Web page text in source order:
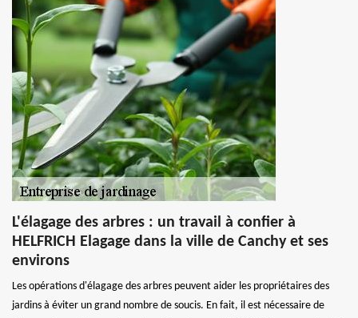
L'élagage des arbres : un travail à confier à
HELFRICH Elagage dans la ville de Canchy et ses
environs
Les opérations d'élagage des arbres peuvent aider les propriétaires des
jardins à éviter un grand nombre de soucis. En fait, il est nécessaire de